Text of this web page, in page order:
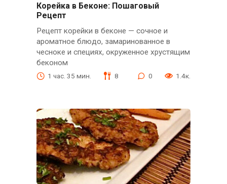
Корейка в Беконе: Пошаговый
Рецепт
Рецепт корейки в беконе — сочное и
ароматное блюдо, замаринованное в
чесноке и специях, окруженное хрустящим
беконом
1 час. 35 мин. 8 0 1.4к.